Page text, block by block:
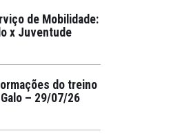
de Mobilidade:
x Juventude
do treino
– 29/07/26